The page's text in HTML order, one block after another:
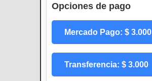
Opciones de pago
Mercado Pago: $ 3.000
Transferencia: $ 3.000